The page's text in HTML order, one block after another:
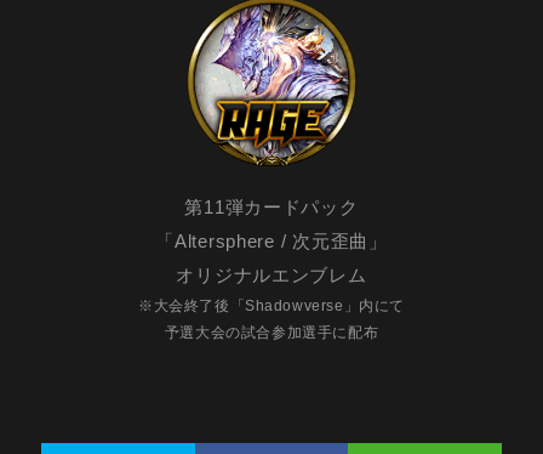
第11弾カードパック
「Altersphere / 次元歪曲」
オリジナルエンブレム
※大会終了後「Shadowverse」内にて
予選大会の試合参加選手に配布